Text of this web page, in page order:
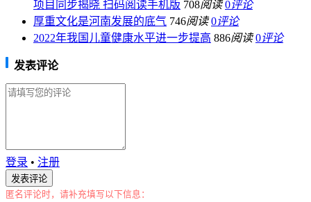
项目同步揭晓 扫码阅读手机版 708阅读 0评论
厚重文化是河南发展的底气 746阅读 0评论
2022年我国儿童健康水平进一步提高 886阅读 0评论
发表评论
登录 • 注册
匿名评论时，请补充填写以下信息：